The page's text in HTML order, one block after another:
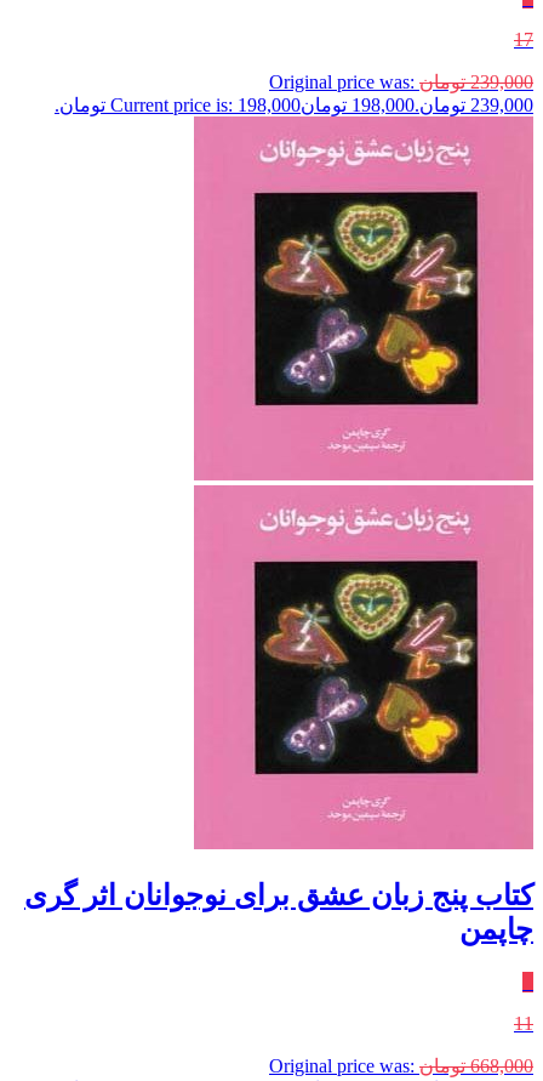
17
239,000 تومان Original price was:
239,000 تومان.
198,000 تومانCurrent price is: 198,000 تومان.
کتاب پنج زبان عشق برای نوجوانان اثر گری
چاپمن
11
668,000 تومان Original price was: